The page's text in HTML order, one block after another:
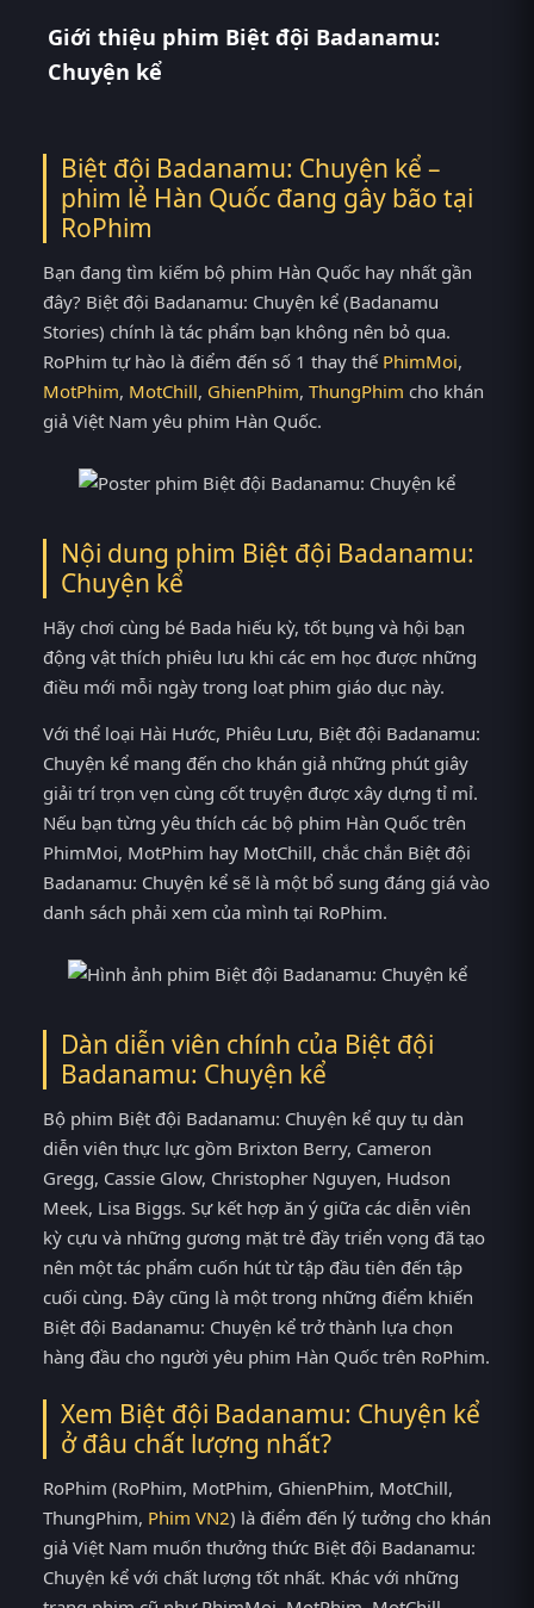
Giới thiệu phim Biệt đội Badanamu:
Chuyện kể
Biệt đội Badanamu: Chuyện kể –
phim lẻ Hàn Quốc đang gây bão tại
RoPhim
Bạn đang tìm kiếm bộ phim Hàn Quốc hay nhất gần
đây? Biệt đội Badanamu: Chuyện kể (Badanamu
Stories) chính là tác phẩm bạn không nên bỏ qua.
RoPhim tự hào là điểm đến số 1 thay thế PhimMoi,
MotPhim, MotChill, GhienPhim, ThungPhim cho khán
giả Việt Nam yêu phim Hàn Quốc.
Nội dung phim Biệt đội Badanamu:
Chuyện kể
Hãy chơi cùng bé Bada hiếu kỳ, tốt bụng và hội bạn
động vật thích phiêu lưu khi các em học được những
điều mới mỗi ngày trong loạt phim giáo dục này.
Với thể loại Hài Hước, Phiêu Lưu, Biệt đội Badanamu:
Chuyện kể mang đến cho khán giả những phút giây
giải trí trọn vẹn cùng cốt truyện được xây dựng tỉ mỉ.
Nếu bạn từng yêu thích các bộ phim Hàn Quốc trên
PhimMoi, MotPhim hay MotChill, chắc chắn Biệt đội
Badanamu: Chuyện kể sẽ là một bổ sung đáng giá vào
danh sách phải xem của mình tại RoPhim.
Dàn diễn viên chính của Biệt đội
Badanamu: Chuyện kể
Bộ phim Biệt đội Badanamu: Chuyện kể quy tụ dàn
diễn viên thực lực gồm Brixton Berry, Cameron
Gregg, Cassie Glow, Christopher Nguyen, Hudson
Meek, Lisa Biggs. Sự kết hợp ăn ý giữa các diễn viên
kỳ cựu và những gương mặt trẻ đầy triển vọng đã tạo
nên một tác phẩm cuốn hút từ tập đầu tiên đến tập
cuối cùng. Đây cũng là một trong những điểm khiến
Biệt đội Badanamu: Chuyện kể trở thành lựa chọn
hàng đầu cho người yêu phim Hàn Quốc trên RoPhim.
Xem Biệt đội Badanamu: Chuyện kể
ở đâu chất lượng nhất?
RoPhim (RoPhim, MotPhim, GhienPhim, MotChill,
ThungPhim, Phim VN2) là điểm đến lý tưởng cho khán
giả Việt Nam muốn thưởng thức Biệt đội Badanamu:
Chuyện kể với chất lượng tốt nhất. Khác với những